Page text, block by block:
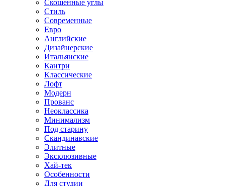
Скошенные углы
Стиль
Современные
Евро
Английские
Дизайнерские
Итальянские
Кантри
Классические
Лофт
Модерн
Прованс
Неоклассика
Минимализм
Под старину
Скандинавские
Элитные
Эксклюзивные
Хай-тек
Особенности
Для студии